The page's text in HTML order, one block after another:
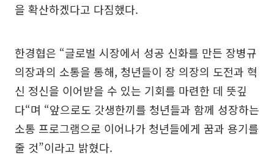
을 확산하겠다고 다짐했다.
한경협은 “글로벌 시장에서 성공 신화를 만든 장병규
의장과의 소통을 통해, 청년들이 장 의장의 도전과 혁
신 정신을 이어받을 수 있는 기회를 마련한 데 뜻깊
다“며 “앞으로도 갓생한끼를 청년들과 함께 성장하는
소통 프로그램으로 이어나가 청년들에게 꿈과 용기를
줄 것”이라고 밝혔다.